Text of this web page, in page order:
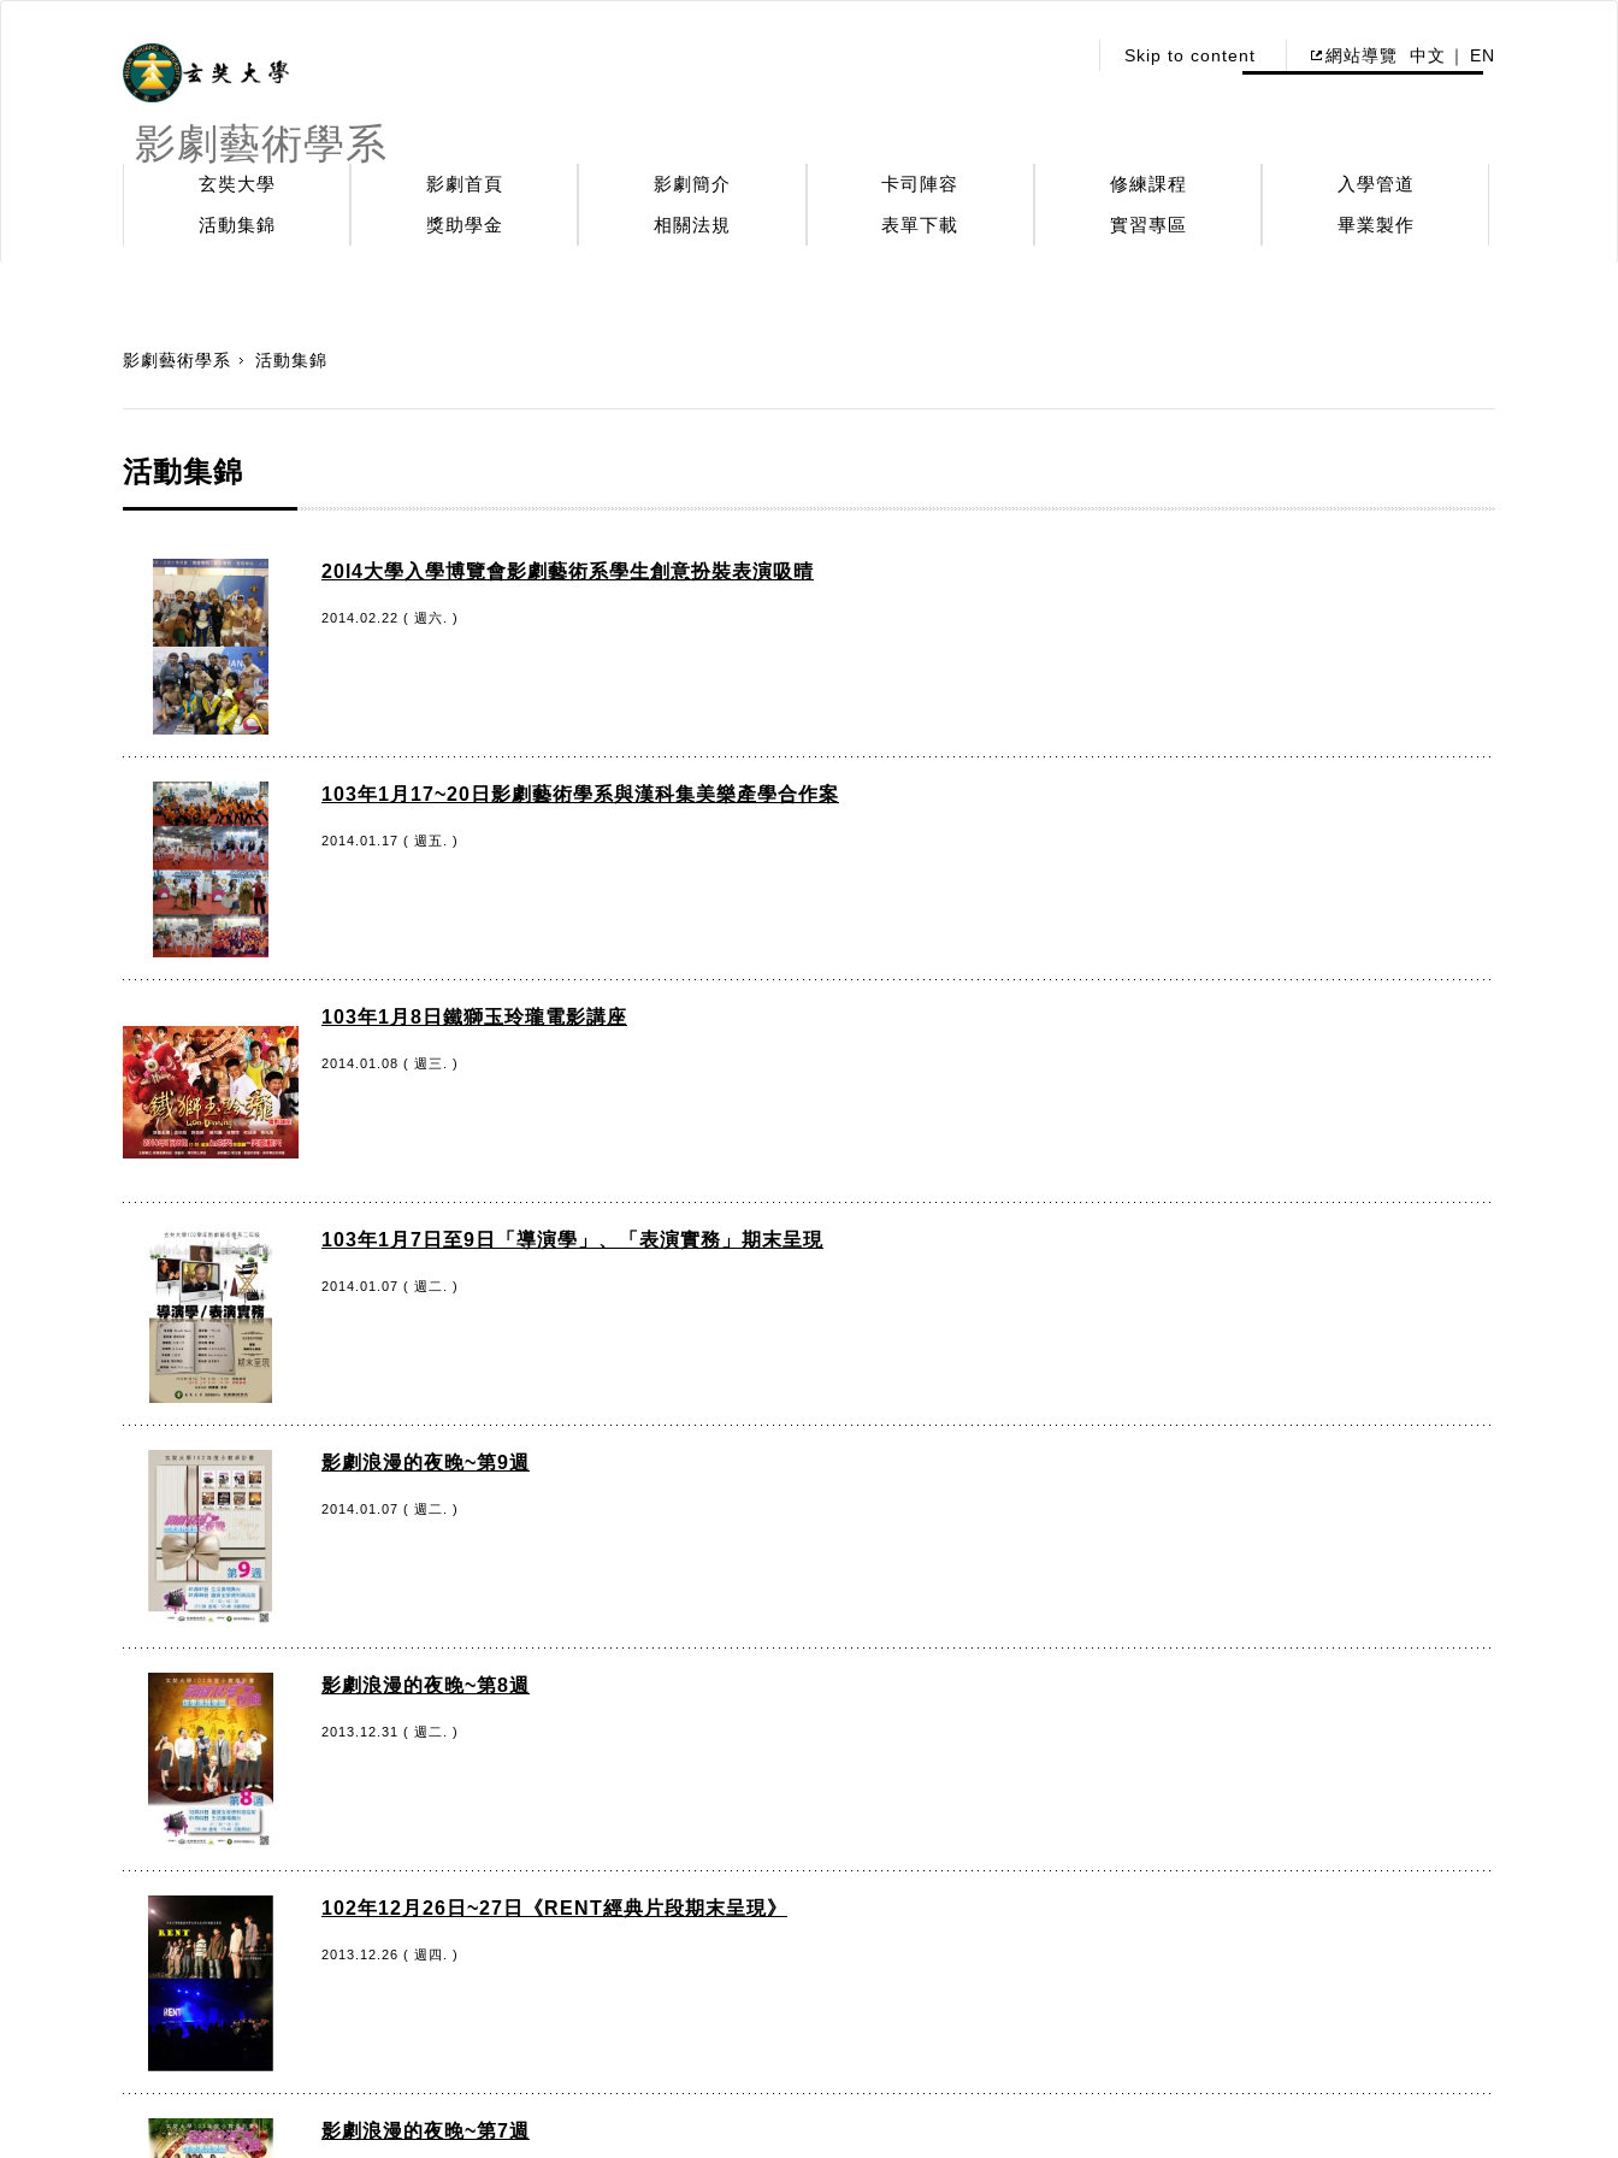
影劇藝術學系
Skip to content 網站導覽 中文 EN
玄奘大學 影劇首頁 影劇簡介 卡司陣容 修練課程
入學管道
活動集錦
獎助學金 相關法規 表單下載 實習專區 畢業製作
影劇藝術學系 活動集錦
活動集錦
20l4大學入學博覽會影劇藝術系學生創意扮裝表演吸晴
2014.02.22 ( 週六. )
103年1月17~20日影劇藝術學系與漢科集美樂產學合作案
2014.01.17 ( 週五. )
103年1月8日鐵獅玉玲瓏電影講座
2014.01.08 ( 週三. )
103年1月7日至9日「導演學」、「表演實務」期末呈現
2014.01.07 ( 週二. )
影劇浪漫的夜晚~第9週
2014.01.07 ( 週二. )
影劇浪漫的夜晚~第8週
2013.12.31 ( 週二. )
102年12月26日~27日《RENT經典片段期末呈現》
2013.12.26 ( 週四. )
影劇浪漫的夜晚~第7週